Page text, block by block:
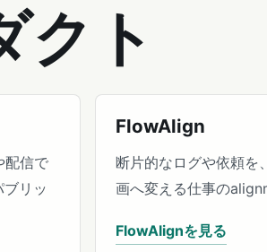
クト
配信で
リッ
FlowAlign
断片的なログや依頼を
画へ変える仕事の
FlowAlignを見る